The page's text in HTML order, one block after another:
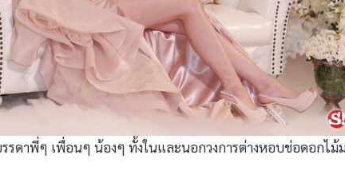
รรดาพี่ๆ เพื่อนๆ น้องๆ ทั้งในและนอกวงการต่างหอบช่อดอก